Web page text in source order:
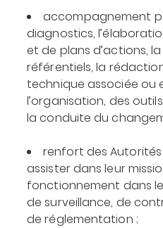
accompagnement
diagnostics,
et de plans d’actions,
référentiels, la
technique associée ou
l’organisation, des
la conduite du
renfort des
assister dans leur
fonctionnement dans
de surveillance, de
de réglementation ;